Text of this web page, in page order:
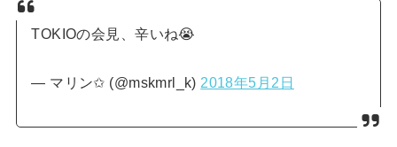
TOKIOの会見、辛いね😭
— マリン✩ (@mskmrl_k) 2018年5月2日